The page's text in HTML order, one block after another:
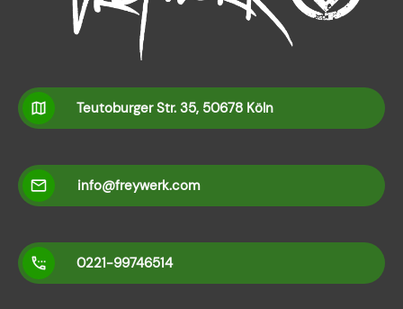
Teutoburger Str. 35, 50678 Köln
info@freywerk.com
0221-99746514